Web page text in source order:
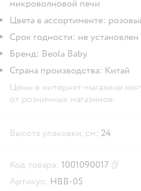
микроволновой печи
Цвета в ассортименте:
Срок годности: не установлен
Бренд: Beola Baby
Страна производства: Китай
Цены в интернет-магазине
от розничных магазинов.
Высота упаковки, см: 24
Код товара: 1001090017
Артикул: HBB-05